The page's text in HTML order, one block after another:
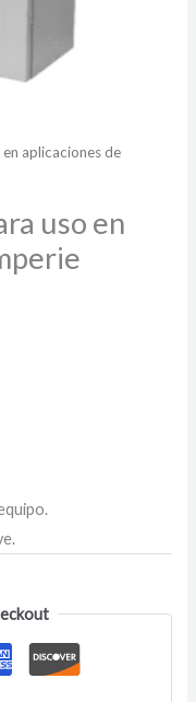
aplicaciones de
uso en